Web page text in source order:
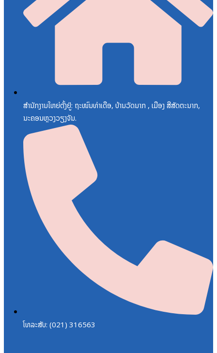
ສຳນັກງານໃຫຍ່ຕັ້ງຢູ່: ຖະໜົນທ່າເດືອ, ບ້ານວັດນາກ , ເມືອງ ສີສັດຕະນາກ,
ນະຄອນຫຼວງວຽງຈັນ.
ໂທລະສັບ: (021) 316563